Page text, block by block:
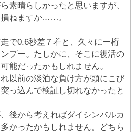
素晴らしかったと思いますが、
ねますか……。
で0.6秒差７着と、久々に一桁
プー。たしかに、そこに復活の
能だったかもしれません。
以前の淡泊な負け方が頭にこび
っ込んで検証し切れなかったと
後から考えればダイシンバルカ
かったかもしれません。どちら